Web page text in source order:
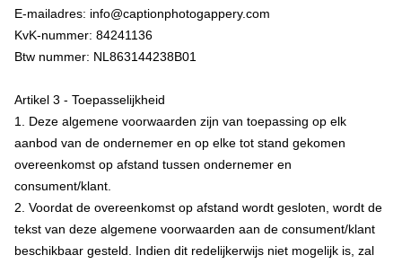
E-mailadres: info@captionphotogappery.com
KvK-nummer: 84241136
Btw nummer: NL863144238B01
Artikel 3 - Toepasselijkheid
1. Deze algemene voorwaarden zijn van toepassing op elk
aanbod van de ondernemer en op elke tot stand gekomen
overeenkomst op afstand tussen ondernemer en
consument/klant.
2. Voordat de overeenkomst op afstand wordt gesloten, wordt de
tekst van deze algemene voorwaarden aan de consument/klant
beschikbaar gesteld. Indien dit redelijkerwijs niet mogelijk is, zal